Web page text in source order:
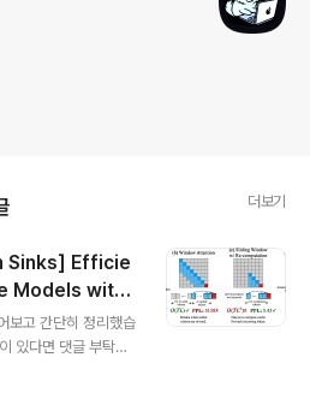
더보기
Sinks] Efficie
Models with
고 간단히 정리했습
있다면 댓글 부탁드
과정에서 kee